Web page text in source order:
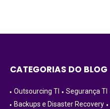
CATEGORIAS DO BLOG
Outsourcing TI Segurança TI
Backups e Disaster Recovery